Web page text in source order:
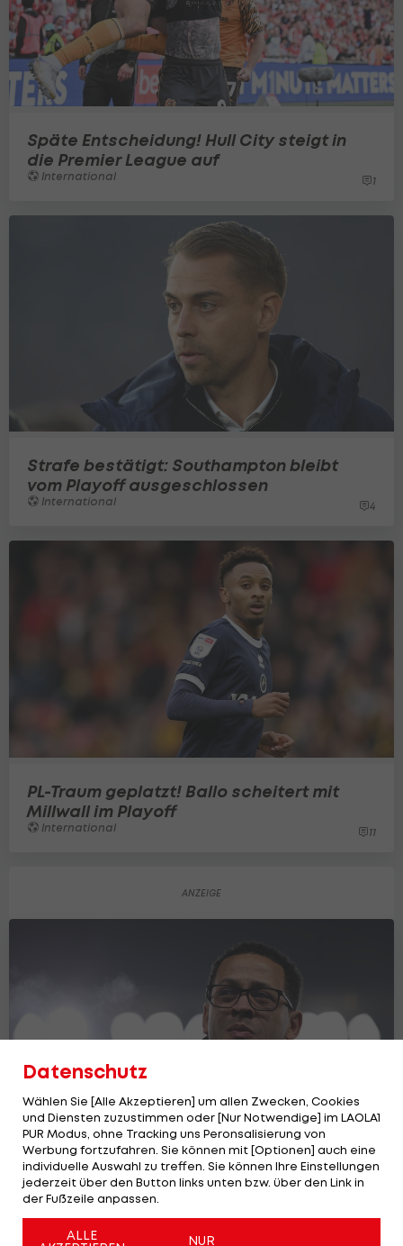
Späte Entscheidung! Hull City steigt in
die Premier League auf
International 1
Strafe bestätigt: Southampton bleibt
vom Playoff ausgeschlossen
International 4
PL-Traum geplatzt! Ballo scheitert mit
Millwall im Playoff
International 11
Chelsea angelt sich neuen Trainer in
Frankreich
Premier League
Datenschutz
Wählen Sie [Alle Akzeptieren] um allen Zwecken, Cookies
und Diensten zuzustimmen oder [Nur Notwendige] im LAOLA1
PUR Modus, ohne Tracking uns Peronsalisierung von
Werbung fortzufahren. Sie können mit [Optionen] auch eine
individuelle Auswahl zu treffen. Sie können Ihre Einstellungen
jederzeit über den Button links unten bzw. über den Link in
der Fußzeile anpassen.
ALLE
NUR